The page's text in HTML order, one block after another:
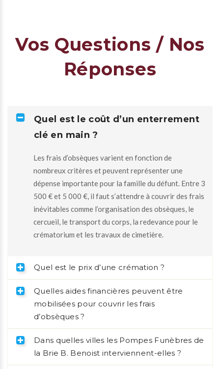
Vos Questions / Nos
Réponses
Quel est le coût d’un enterrement
clé en main ?
Les frais d’obsèques varient en fonction de
nombreux critères et peuvent représenter une
dépense importante pour la famille du défunt. Entre 3
500 € et 5 000 €, il faut s’attendre à couvrir des frais
inévitables comme l’organisation des obsèques, le
cercueil, le transport du corps, la redevance pour le
crématorium et les travaux de cimetière.
Quel est le prix d’une crémation ?
Quelles aides financières peuvent être
mobilisées pour couvrir les frais
d’obsèques ?
Dans quelles villes les Pompes Funèbres de
la Brie B. Benoist interviennent-elles ?